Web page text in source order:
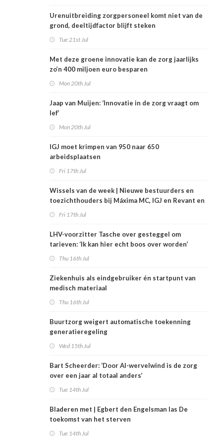
Urenuitbreiding zorgpersoneel komt niet van de
grond, deeltijdfactor blijft steken
Tue 21st Jul
Met deze groene innovatie kan de zorg jaarlijks
zo’n 400 miljoen euro besparen
Mon 20th Jul
Jaap van Muijen: ‘Innovatie in de zorg vraagt om
lef’
Mon 20th Jul
IGJ moet krimpen van 950 naar 650
arbeidsplaatsen
Fri 17th Jul
Wissels van de week | Nieuwe bestuurders en
toezichthouders bij Máxima MC, IGJ en Revant en
Fri 17th Jul
LHV-voorzitter Tasche over gesteggel om
tarieven: ‘Ik kan hier echt boos over worden’
Thu 16th Jul
Ziekenhuis als eindgebruiker én startpunt van
medisch materiaal
Thu 16th Jul
Buurtzorg weigert automatische toekenning
generatieregeling
Wed 15th Jul
Bart Scheerder: ‘Door AI-wervelwind is de zorg
over een jaar al totaal anders’
Tue 14th Jul
Bladeren met | Egbert den Engelsman las De
toekomst van het sterven
Tue 14th Jul